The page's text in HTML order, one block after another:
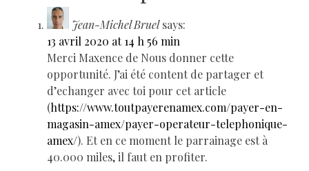
Jean-Michel Bruel says:
13 avril 2020 at 14 h 56 min
Merci Maxence de Nous donner cette
opportunité. J’ai été content de partager et
d’echanger avec toi pour cet article
(https://www.toutpayerenamex.com/payer-en-
magasin-amex/payer-operateur-telephonique-
amex/). Et en ce moment le parrainage est à
40.000 miles, il faut en profiter.